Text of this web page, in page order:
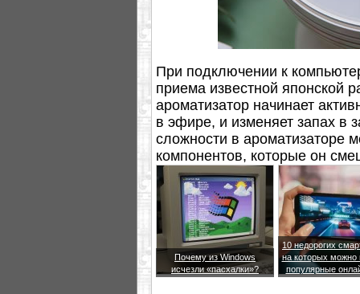
При подключении к
приема известной японской
ароматизатор начинает
в эфире, и изменяет запах в
сложности в ароматизаторе
компонентов, которые он
его создателям.
Почему из Windows
исчезли «пасхалки»?
10 недорогих
на которых можно
популярные